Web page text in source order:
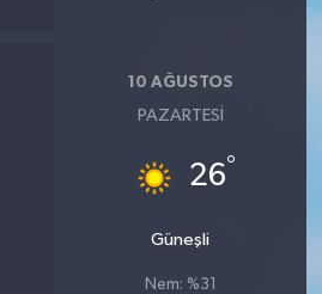
10 AĞUSTOS
PAZARTESI
26°
Güneşli
Nem: %31